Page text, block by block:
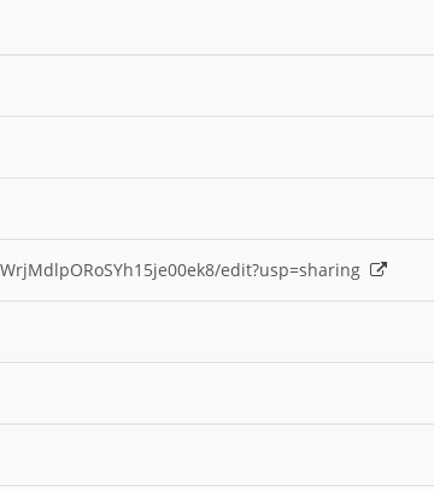
edit?usp=sharing